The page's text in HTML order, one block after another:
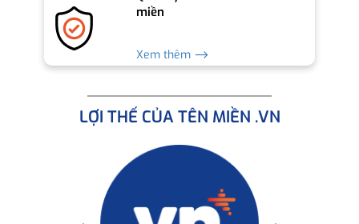
miền
Xem thêm ⟶
LỢI THẾ CỦA TÊN MIỀN .VN